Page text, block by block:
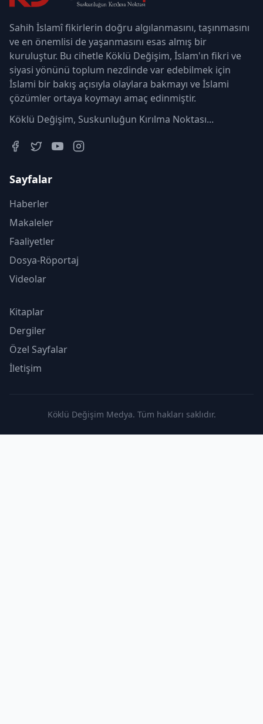
Sahih İslamî fikirlerin doğru algılanmasını, taşınmasını
ve en önemlisi de yaşanmasını esas almış bir
kuruluştur. Bu cihetle Köklü Değişim, İslam'ın fikri ve
siyasi yönünü toplum nezdinde var edebilmek için
İslami bir bakış açısıyla olaylara bakmayı ve İslami
çözümler ortaya koymayı amaç edinmiştir.
Köklü Değişim, Suskunluğun Kırılma Noktası...
Sayfalar
Haberler
Makaleler
Faaliyetler
Dosya-Röportaj
Videolar
Kitaplar
Dergiler
Özel Sayfalar
İletişim
Köklü Değişim Medya. Tüm hakları saklıdır.